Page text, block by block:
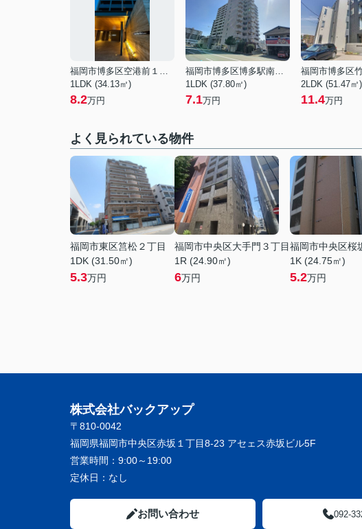
福岡市博多区空港前１丁目
1LDK (34.13㎡)
8.2万円
福岡市博多区博多駅南５丁目
1LDK (37.80㎡)
7.1万円
2LDK (51.47㎡)
11.4万円
よく見られている物件
福岡市東区筥松２丁目
1DK (31.50㎡)
5.3万円
福岡市中央区大手門３丁目
1R (24.90㎡)
6万円
福岡市中央区桜
1K (24.75㎡)
5.2万円
株式会社バックアップ
〒810-0042
福岡県福岡市中央区赤坂１丁目8-23 アセェス赤坂ビル5F
営業時間： 9:00～19:00
定休日： なし
お問い合わせ 092-